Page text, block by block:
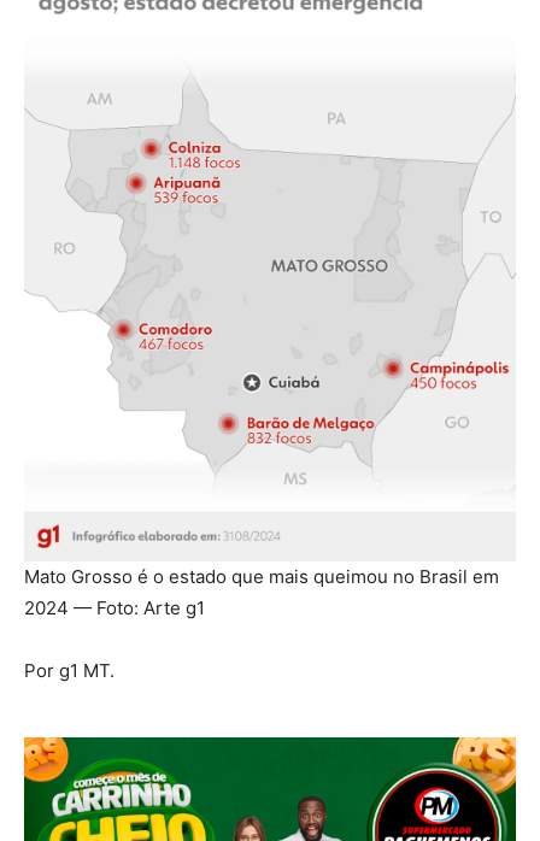
Mato Grosso é o estado que mais queimou no Brasil em
2024 — Foto: Arte g1
Por g1 MT.